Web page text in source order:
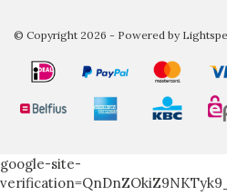
© Copyright 2026 - Powered by
google-site-